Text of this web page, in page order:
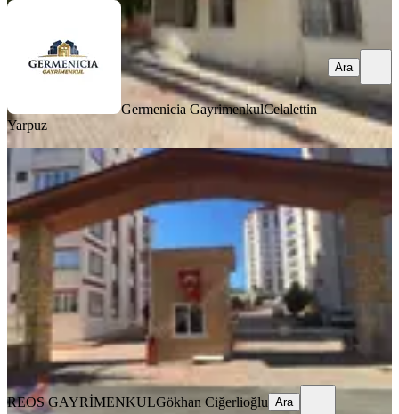
Germenicia GayrimenkulCelalettin
Yarpuz
Ara
YENİ
Reos Gayrimenkulden İpeksaray
Sitesinde 200m² Kiralık 5+1
Onikişubat, Boğaziçi Mahallesi
5+1·250 m²·11. Kat 05.08.2026
41.500 ₺
REOS GAYRİMENKULGökhan Ciğerlioğlu
REOS GAYRİMENKULGökhan Ciğerlioğlu Ara